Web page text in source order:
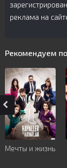
реклама на
Рекомендуем
Мечты и жизнь